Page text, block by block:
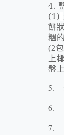
4.
(1)
餅
糰
(2
上
盤
5.
6.
7.